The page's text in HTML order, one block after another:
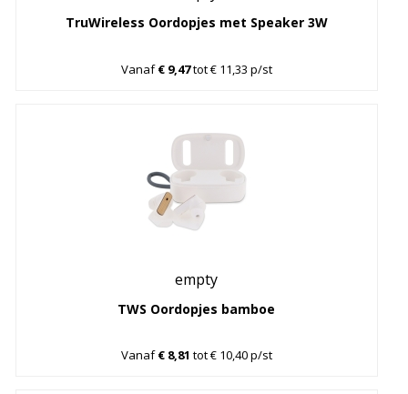
TruWireless Oordopjes met Speaker 3W
Vanaf€ 9,47tot € 11,33 p/st
empty
TWS Oordopjes bamboe
Vanaf€ 8,81 tot € 10,40 p/st